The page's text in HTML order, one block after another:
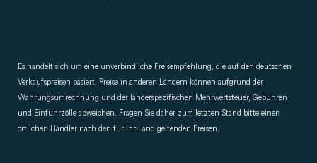
Es handelt sich um eine unverbindliche Preisempfehlung, die auf den deutschen
Verkaufspreisen basiert. Preise in anderen Ländern können aufgrund der
Währungsumrechnung und der länderspezifischen Mehrwertsteuer, Gebühren
und Einfuhrzölle abweichen. Fragen Sie daher zum letzten Stand bitte einen
örtlichen Händler nach den für Ihr Land geltenden Preisen.